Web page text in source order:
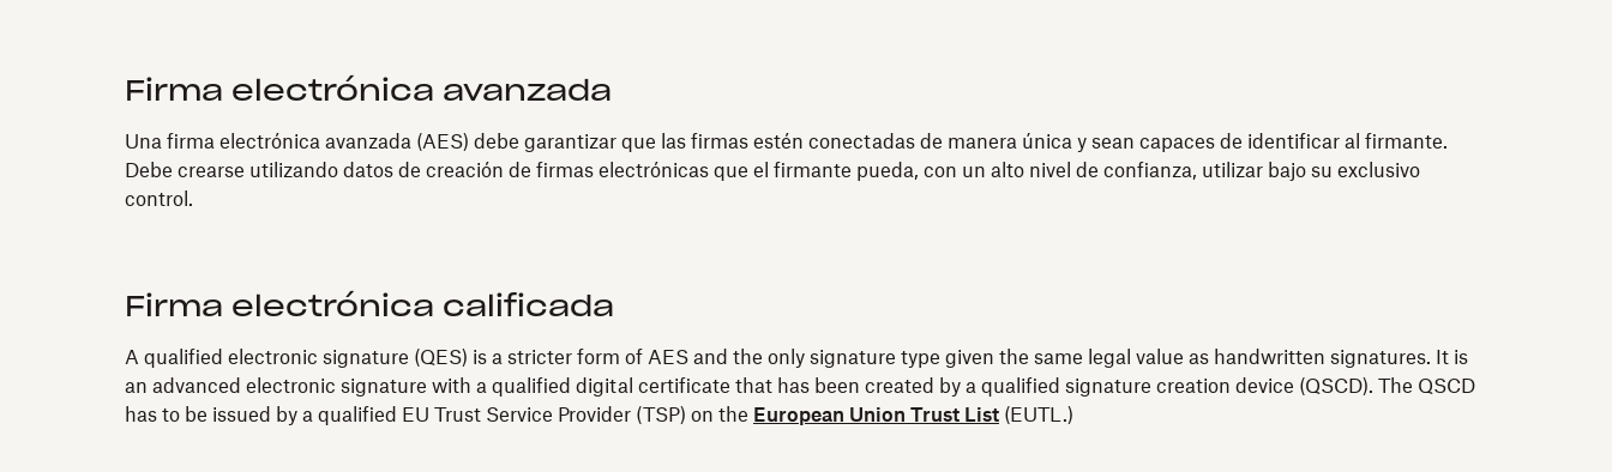
Firma electrónica avanzada
Una firma electrónica avanzada (AES) debe garantizar que las firmas estén conectadas de manera única y sean capaces de identificar al firmante.
Debe crearse utilizando datos de creación de firmas electrónicas que el firmante pueda, con un alto nivel de confianza, utilizar bajo su exclusivo
control.
Firma electrónica calificada
A qualified electronic signature (QES) is a stricter form of AES and the only signature type given the same legal value as handwritten signatures. It is
an advanced electronic signature with a qualified digital certificate that has been created by a qualified signature creation device (QSCD). The QSCD
has to be issued by a qualified EU Trust Service Provider (TSP) on the European Union Trust List (EUTL.)